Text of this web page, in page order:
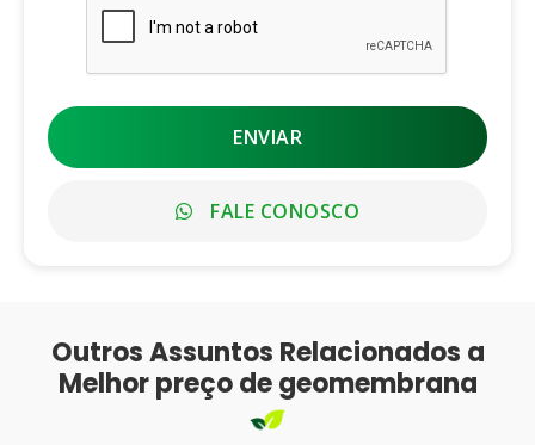
ENVIAR
FALE CONOSCO
Outros Assuntos Relacionados a
Melhor preço de geomembrana